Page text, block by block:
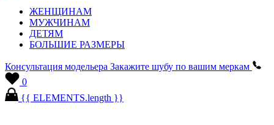
ЖЕНЩИНАМ
МУЖЧИНАМ
ДЕТЯМ
БОЛЬШИЕ РАЗМЕРЫ
Консультация модельера Закажите шубу по вашим меркам
0
{{ ELEMENTS.length }}